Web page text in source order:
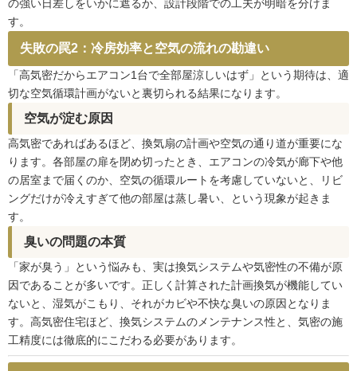
の強い日差しをいかに遮るか、設計段階での工夫が明暗を分けま
す。
失敗の罠2：冷房効率と空気の流れの勘違い
「高気密だからエアコン1台で全部屋涼しいはず」という期待は、適
切な空気循環計画がないと裏切られる結果になります。
空気が淀む原因
高気密であればあるほど、換気扇の計画や空気の通り道が重要にな
ります。各部屋の扉を閉め切ったとき、エアコンの冷気が廊下や他
の居室まで届くのか、空気の循環ルートを考慮していないと、リビ
ングだけが冷えすぎて他の部屋は蒸し暑い、という現象が起きま
す。
臭いの問題の本質
「家が臭う」という悩みも、実は換気システムや気密性の不備が原
因であることが多いです。正しく計算された計画換気が機能してい
ないと、湿気がこもり、それがカビや不快な臭いの原因となりま
す。高気密住宅ほど、換気システムのメンテナンス性と、気密の施
工精度には徹底的にこだわる必要があります。